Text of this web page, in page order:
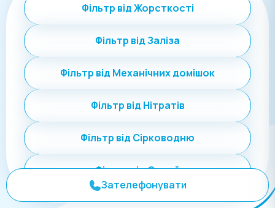
Фільтр від Жорсткості
Фільтр від Заліза
Фільтр від Механічних домішок
Фільтр від Нітратів
Фільтр від Сірководню
Фільтр від Солей
Зателефонувати